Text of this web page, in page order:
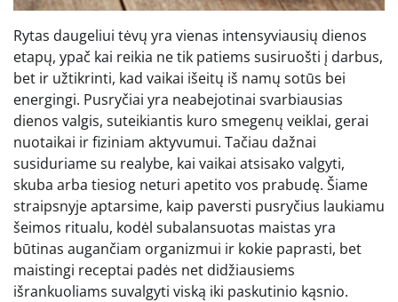
Rytas daugeliui tėvų yra vienas intensyviausių dienos
etapų, ypač kai reikia ne tik patiems susiruošti į darbus,
bet ir užtikrinti, kad vaikai išeitų iš namų sotūs bei
energingi. Pusryčiai yra neabejotinai svarbiausias
dienos valgis, suteikiantis kuro smegenų veiklai, gerai
nuotaikai ir fiziniam aktyvumui. Tačiau dažnai
susiduriame su realybe, kai vaikai atsisako valgyti,
skuba arba tiesiog neturi apetito vos prabudę. Šiame
straipsnyje aptarsime, kaip paversti pusryčius laukiamu
šeimos ritualu, kodėl subalansuotas maistas yra
būtinas augančiam organizmui ir kokie paprasti, bet
maistingi receptai padės net didžiausiems
išrankuoliams suvalgyti viską iki paskutinio kąsnio.